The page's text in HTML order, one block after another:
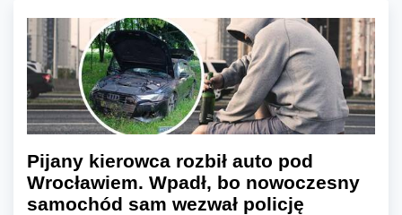
Pijany kierowca rozbił auto pod
Wrocławiem. Wpadł, bo nowoczesny
samochód sam wezwał policję